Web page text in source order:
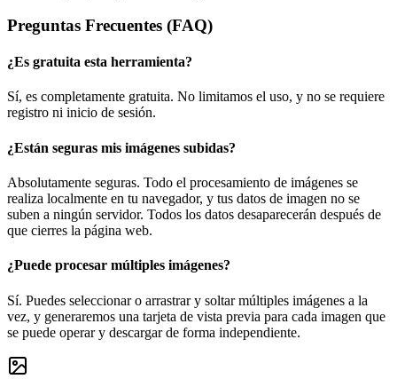
Preguntas Frecuentes (FAQ)
¿Es gratuita esta herramienta?
Sí, es completamente gratuita. No limitamos el uso, y no se requiere
registro ni inicio de sesión.
¿Están seguras mis imágenes subidas?
Absolutamente seguras. Todo el procesamiento de imágenes se
realiza localmente en tu navegador, y tus datos de imagen no se
suben a ningún servidor. Todos los datos desaparecerán después de
que cierres la página web.
¿Puede procesar múltiples imágenes?
Sí. Puedes seleccionar o arrastrar y soltar múltiples imágenes a la
vez, y generaremos una tarjeta de vista previa para cada imagen que
se puede operar y descargar de forma independiente.